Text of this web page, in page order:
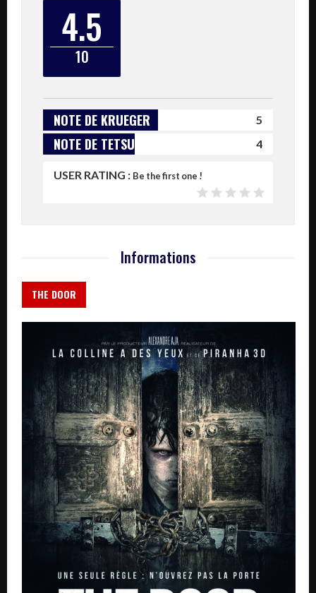
4.5
10
NOTE DE KRUEGER 5
NOTE DE TETSUO 4
USER RATING : Be the first one !
Informations
THE DOOR